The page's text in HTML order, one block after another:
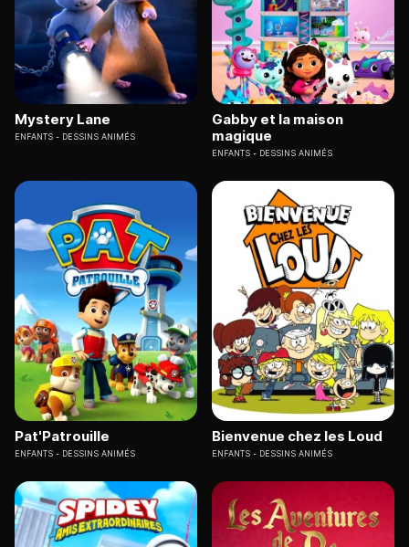
Mystery Lane
ENFANTS DESSINS ANIMÉS
Gabby et la maison
magique
ENFANTS DESSINS ANIMÉS
Pat'Patrouille
ENFANTS DESSINS ANIMÉS
Bienvenue chez les Loud
ENFANTS DESSINS ANIMÉS